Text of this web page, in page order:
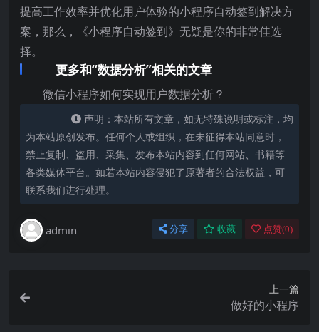
提高工作效率并优化用户体验的小程序自动签到解决方
案，那么，《小程序自动签到》无疑是你的非常佳选
择。
更多和“数据分析”相关的文章
微信小程序如何实现用户数据分析？
声明：本站所有文章，如无特殊说明或标注，均
为本站原创发布。任何个人或组织，在未征得本站同意时，
禁止复制、盗用、采集、发布本站内容到任何网站、书籍等
各类媒体平台。如若本站内容侵犯了原著者的合法权益，可
联系我们进行处理。
admin 分享 收藏 点赞(0)
上一篇
做好的小程序